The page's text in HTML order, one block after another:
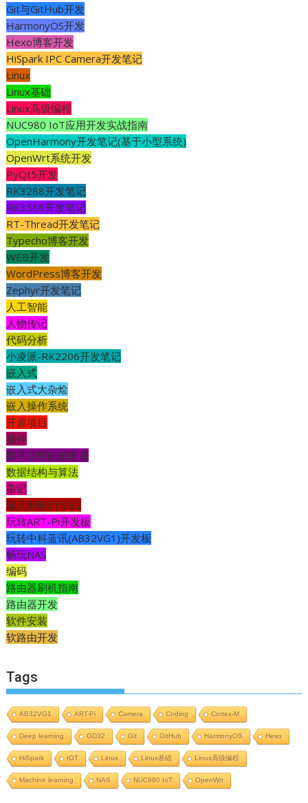
Git与GitHub开发
HarmonyOS开发
Hexo博客开发
HiSpark IPC Camera开发笔记
Linux
Linux基础
Linux高级编程
NUC980 IoT应用开发实战指南
OpenHarmony开发笔记(基于小型系统)
OpenWrt系统开发
PyQt5开发
RK3288开发笔记
RK3568开发笔记
RT-Thread开发笔记
Typecho博客开发
WEB开发
WordPress博客开发
Zephyr开发笔记
人工智能
人物传记
代码分析
小凌派-RK2206开发笔记
嵌入式
嵌入式大杂烩
嵌入操作系统
开源项目
插件
数字文明的创世者
数据结构与算法
杂记
深入剖析STM32
玩转ART-Pi开发板
玩转中科蓝讯(AB32VG1)开发板
畅玩NAS
编码
路由器刷机指南
路由器开发
软件安装
软路由开发
Tags
AB32VG1 ART-Pi Camera Coding Cortex-M
Deep learning GD32 Git GitHub HarmonyOS Hexo
HiSpark IOT Linux Linux基础 Linux高级编程
Machine learning NAS NUC980 IoT OpenWrt